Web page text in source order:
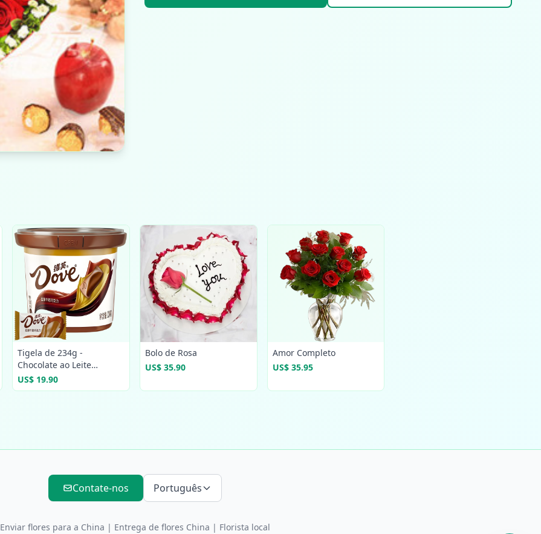
Tigela de 234g -
Chocolate ao Leite
Embalado
US$ 19.90
Bolo de Rosa
US$ 35.90
Amor Completo
US$ 35.95
Contate-nos Português
Enviar flores para a China | Entrega de flores China | Florista local